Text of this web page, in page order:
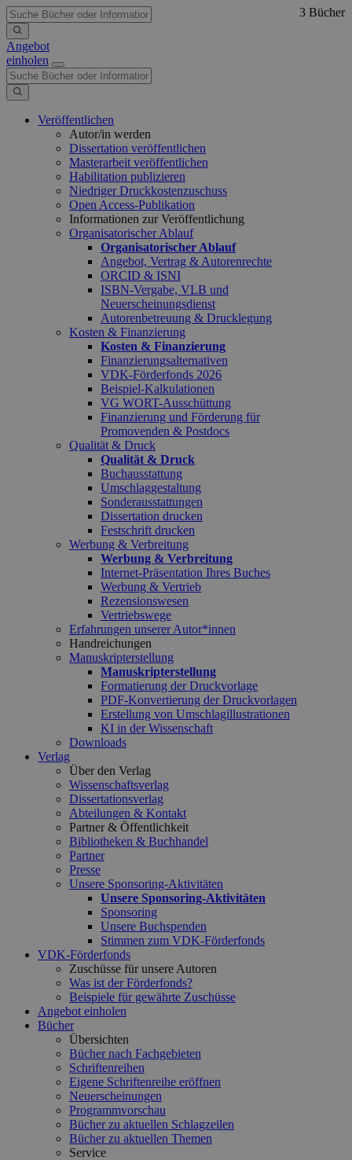
Angebot
einholen
Veröffentlichen
Autor/in werden
Dissertation veröffentlichen
Masterarbeit veröffentlichen
Habilitation publizieren
Niedriger Druckkostenzuschuss
Open Access-Publikation
Informationen zur Veröffentlichung
Organisatorischer Ablauf
Organisatorischer Ablauf
Angebot, Vertrag & Autorenrechte
ORCID & ISNI
ISBN-Vergabe, VLB und
Neuerscheinungsdienst
Autorenbetreuung & Drucklegung
Kosten & Finanzierung
Kosten & Finanzierung
Finanzierungsalternativen
VDK-Förderfonds 2026
Beispiel-Kalkulationen
VG WORT-Ausschüttung
Finanzierung und Förderung für
Promovenden & Postdocs
Qualität & Druck
Qualität & Druck
Buchausstattung
Umschlaggestaltung
Sonderausstattungen
Dissertation drucken
Festschrift drucken
Werbung & Verbreitung
Werbung & Verbreitung
Internet-Präsentation Ihres Buches
Werbung & Vertrieb
Rezensionswesen
Vertriebswege
Erfahrungen unserer Autor*innen
Handreichungen
Manuskripterstellung
Manuskripterstellung
Formatierung der Druckvorlage
PDF-Konvertierung der Druckvorlagen
Erstellung von Umschlagillustrationen
KI in der Wissenschaft
Downloads
Verlag
Über den Verlag
Wissenschaftsverlag
Dissertationsverlag
Abteilungen & Kontakt
Partner & Öffentlichkeit
Bibliotheken & Buchhandel
Partner
Presse
Unsere Sponsoring-Aktivitäten
Unsere Sponsoring-Aktivitäten
Sponsoring
Unsere Buchspenden
Stimmen zum VDK-Förderfonds
VDK-Förderfonds
Zuschüsse für unsere Autoren
Was ist der Förderfonds?
Beispiele für gewährte Zuschüsse
Angebot einholen
Bücher
Übersichten
Bücher nach Fachgebieten
Schriftenreihen
Eigene Schriftenreihe eröffnen
Neuerscheinungen
Programmvorschau
Bücher zu aktuellen Schlagzeilen
Bücher zu aktuellen Themen
Service
3 Bücher